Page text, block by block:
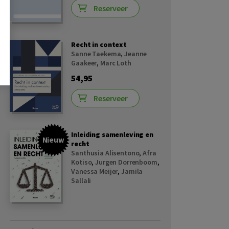
Reserveer
Recht in context
Sanne Taekema,Jeanne
Gaakeer, Marc Loth
54,95
Reserveer
Nieuw
Inleiding samenleving en
recht
Santhusia Alisentono,Afra
Kotiso,Jurgen Dorrenboom,
Vanessa Meijer,Jamila
Sallali